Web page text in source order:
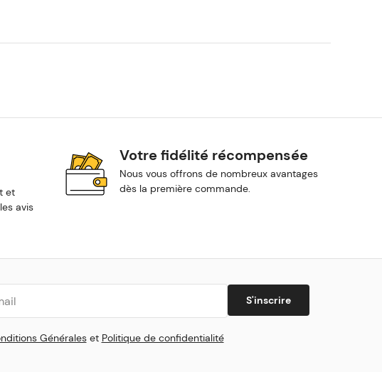
et
avis
Votre fidélité récompensée
Nous vous offrons de nombreux avantages
dès la première commande.
S'inscrire
Généraleset Politique de confidentialité